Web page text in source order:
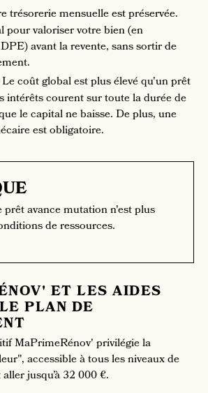
trésorerie mensuelle est préservée.
pour valoriser votre bien (en
avant la revente, sans sortir de
Le coût global est plus élevé qu'un prêt
intérêts courent sur toute la durée de
le capital ne baisse. De plus, une
est obligatoire.
prêt avance mutation n'est plus
de ressources.
ET LES AIDES
PLAN DE
MaPrimeRénov' privilégie la
accessible à tous les niveaux de
jusqu’à 32 000 €.